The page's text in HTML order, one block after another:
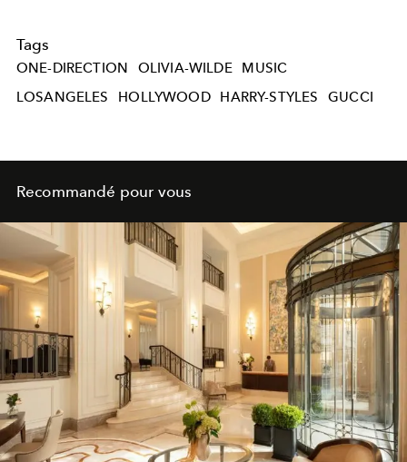
Tags
ONE-DIRECTION OLIVIA-WILDE
MUSIC
LOSANGELES
HOLLYWOOD HARRY-STYLES GUCCI
Recommandé pour vous